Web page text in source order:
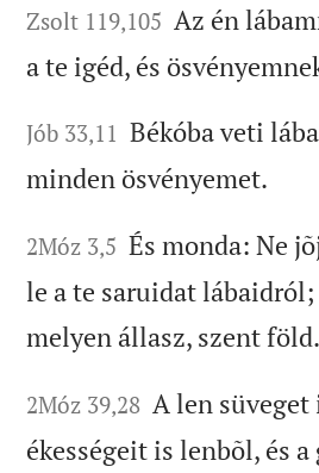
Zsolt 119,105 Az én
a te igéd, és
Jób 33,11 Békóba veti
minden ösvényemet.
2Móz 3,5 És monda: Ne
le a te saruidat
melyen állasz, szent föld.
2Móz 39,28 A len süveget
ékességeit is lenbõl, és a